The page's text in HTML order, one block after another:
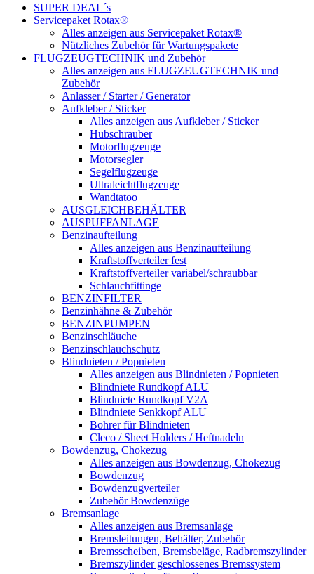
SUPER DEAL´s
Servicepaket Rotax®
Alles anzeigen aus Servicepaket Rotax®
Nützliches Zubehör für Wartungspakete
FLUGZEUGTECHNIK und Zubehör
Alles anzeigen aus FLUGZEUGTECHNIK und
Zubehör
Anlasser / Starter / Generator
Aufkleber / Sticker
Alles anzeigen aus Aufkleber / Sticker
Hubschrauber
Motorflugzeuge
Motorsegler
Segelflugzeuge
Ultraleichtflugzeuge
Wandtatoo
AUSGLEICHBEHÄLTER
AUSPUFFANLAGE
Benzinaufteilung
Alles anzeigen aus Benzinaufteilung
Kraftstoffverteiler fest
Kraftstoffverteiler variabel/schraubbar
Schlauchfittinge
BENZINFILTER
Benzinhähne & Zubehör
BENZINPUMPEN
Benzinschläuche
Benzinschlauchschutz
Blindnieten / Popnieten
Alles anzeigen aus Blindnieten / Popnieten
Blindniete Rundkopf ALU
Blindniete Rundkopf V2A
Blindniete Senkkopf ALU
Bohrer für Blindnieten
Cleco / Sheet Holders / Heftnadeln
Bowdenzug, Chokezug
Alles anzeigen aus Bowdenzug, Chokezug
Bowdenzug
Bowdenzugverteiler
Zubehör Bowdenzüge
Bremsanlage
Alles anzeigen aus Bremsanlage
Bremsleitungen, Behälter, Zubehör
Bremsscheiben, Bremsbeläge, Radbremszylinder
Bremszylinder geschlossenes Bremssystem